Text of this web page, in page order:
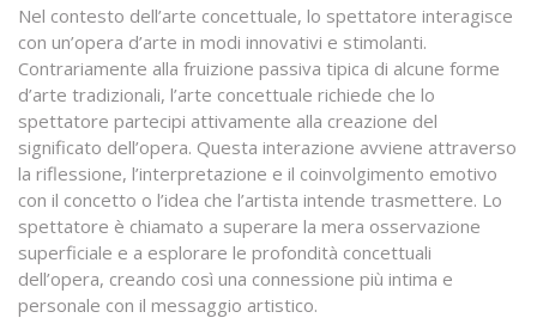
Nel contesto dell’arte concettuale, lo spettatore interagisce
con un’opera d’arte in modi innovativi e stimolanti.
Contrariamente alla fruizione passiva tipica di alcune forme
d’arte tradizionali, l’arte concettuale richiede che lo
spettatore partecipi attivamente alla creazione del
significato dell’opera. Questa interazione avviene attraverso
la riflessione, l’interpretazione e il coinvolgimento emotivo
con il concetto o l’idea che l’artista intende trasmettere. Lo
spettatore è chiamato a superare la mera osservazione
superficiale e a esplorare le profondità concettuali
dell’opera, creando così una connessione più intima e
personale con il messaggio artistico.